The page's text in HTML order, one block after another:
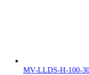
MV-LLDS-H-100-